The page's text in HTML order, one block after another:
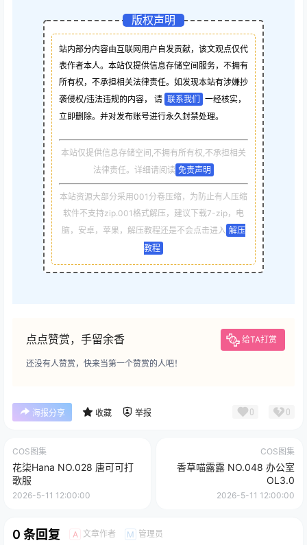
版权声明
站内部分内容由互联网用户自发贡献，该文观点仅代
表作者本人。本站仅提供信息存储空间服务，不拥有
所有权，不承担相关法律责任。如发现本站有涉嫌抄
袭侵权/违法违规的内容， 请 联系我们
一经核实，
立即删除。并对发布账号进行永久封禁处理。
本站仅提供信息存储空间,不拥有所有权,不承担相关
法律责任。详细请阅读 免责声明
本站资源大部分采用001分卷压缩，为防止有人压缩
软件不支持zip.001格式解压，建议下载7-zip，电
脑，安卓，苹果，解压教程还是不会点击进入 解压
教程
点点赞赏，手留余香 给TA打赏
还没有人赞赏，快来当第一个赞赏的人吧！
海报分享 收藏 举报 0 0
COS图集
花柒Hana NO.028 唐可可打
歌服
2026-5-11 12:00:00
COS图集
香草喵露露 NO.048 办公室
OL3.0
2026-5-11 12:00:00
0 条回复 A 文章作者 M 管理员